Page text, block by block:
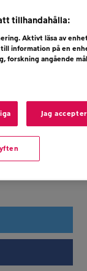
minishops/
96971?
72-
tillhandahålla:
Aktivt läsa av
information på en
forskning angående
Jag